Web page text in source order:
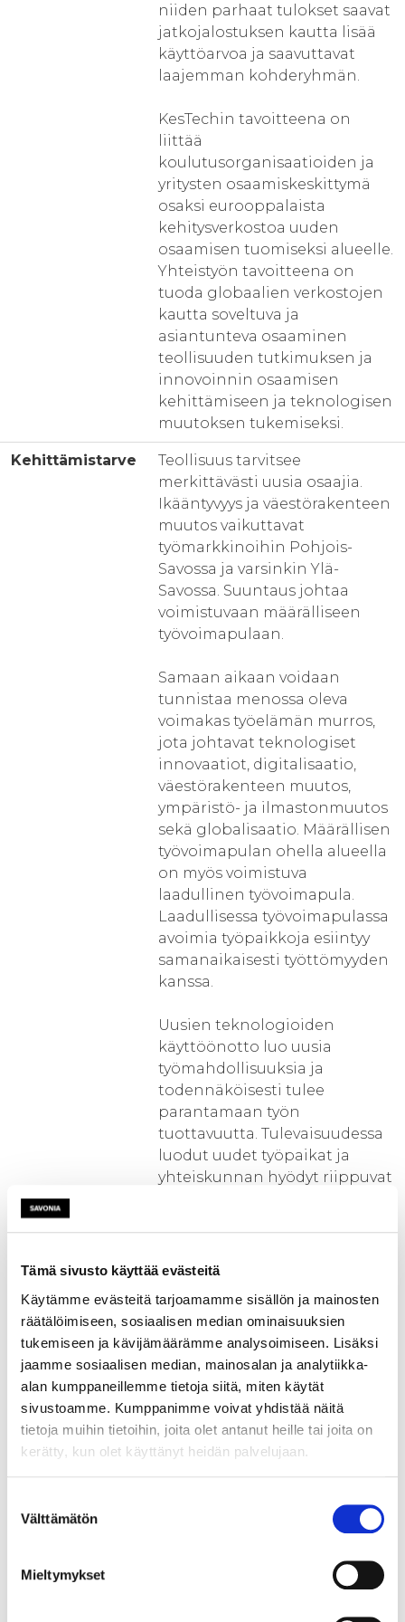
Tämä sivusto käyttää evästeitä
Käytämme evästeitä tarjoamamme sisällön ja mainosten
räätälöimiseen, sosiaalisen median ominaisuuksien
tukemiseen ja kävijämäärämme analysoimiseen. Lisäksi
jaamme sosiaalisen median, mainosalan ja analytiikka-
alan kumppaneillemme tietoja siitä, miten käytät
sivustoamme. Kumppanimme voivat yhdistää näitä
tietoja muihin tietoihin, joita olet antanut heille tai joita on
kerätty, kun olet käyttänyt heidän palvelujaan.
valinta
Välttämätön
Mieltymykset
niiden parhaat tulokset saavat
jatkojalostuksen kautta lisää
käyttöarvoa ja saavuttavat
laajemman kohderyhmän.
KesTechin tavoitteena on
liittää
koulutusorganisaatioiden ja
yritysten osaamiskeskittymä
osaksi eurooppalaista
kehitysverkostoa uuden
osaamisen tuomiseksi alueelle.
Yhteistyön tavoitteena on
tuoda globaalien verkostojen
kautta soveltuva ja
asiantunteva osaaminen
teollisuuden tutkimuksen ja
innovoinnin osaamisen
kehittämiseen ja teknologisen
muutoksen tukemiseksi.
Kehittämistarve
Teollisuus tarvitsee
merkittävästi uusia osaajia.
Ikääntyvyys ja väestörakenteen
muutos vaikuttavat
työmarkkinoihin Pohjois-
Savossa ja varsinkin Ylä-
Savossa. Suuntaus johtaa
voimistuvaan määrälliseen
työvoimapulaan.
Samaan aikaan voidaan
tunnistaa menossa oleva
voimakas työelämän murros,
jota johtavat teknologiset
innovaatiot, digitalisaatio,
väestörakenteen muutos,
ympäristö- ja ilmastonmuutos
sekä globalisaatio. Määrällisen
työvoimapulan ohella alueella
on myös voimistuva
laadullinen työvoimapula.
Laadullisessa työvoimapulassa
avoimia työpaikkoja esiintyy
samanaikaisesti työttömyyden
kanssa.
Uusien teknologioiden
käyttöönotto luo uusia
työmahdollisuuksia ja
todennäköisesti tulee
parantamaan työn
tuottavuutta. Tulevaisuudessa
luodut uudet työpaikat ja
yhteiskunnan hyödyt riippuvat
taitojen saatavuudesta.
Teknologia-alan
liiketoiminnalle tärkeimpiä
osaamistarpeita lähivuosina
ovat eri selvitysten perusteella
kyky jatkuvaan oppimiseen,
digitalisaatio, vähähiilisyys,
kiertotalous, asiakaslähtöisyys
ja johtaminen. Nousussa ovat
Edellä lueteltuihin haasteisiin
voidaan vastata Ylä-Savon